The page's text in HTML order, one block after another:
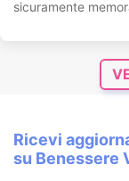
sicuramente
Ricevi
su Benessere